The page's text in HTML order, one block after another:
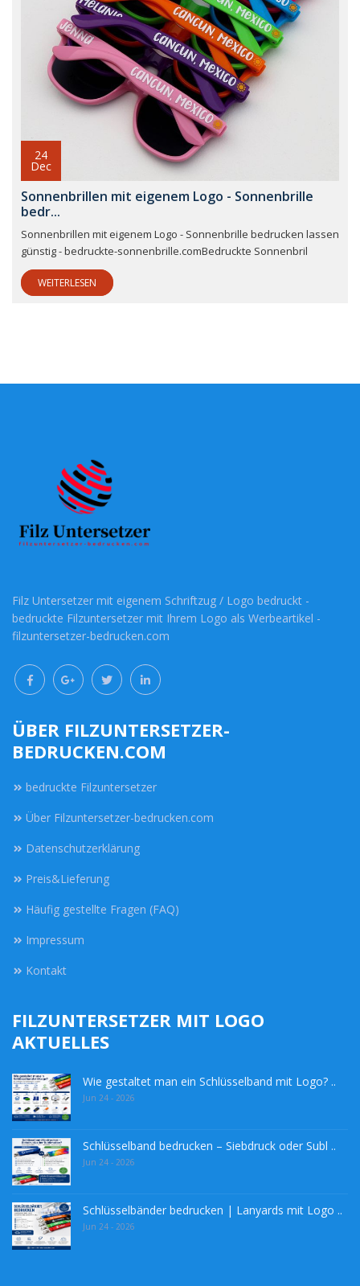
24
Dec
Sonnenbrillen mit eigenem Logo - Sonnenbrille
bedr...
Sonnenbrillen mit eigenem Logo - Sonnenbrille bedrucken lassen
günstig - bedruckte-sonnenbrille.comBedruckte Sonnenbril
WEITERLESEN
Filz Untersetzer mit eigenem Schriftzug / Logo bedruckt -
bedruckte Filzuntersetzer mit Ihrem Logo als Werbeartikel -
filzuntersetzer-bedrucken.com
ÜBER FILZUNTERSETZER-
BEDRUCKEN.COM
bedruckte Filzuntersetzer
Über Filzuntersetzer-bedrucken.com
Datenschutzerklärung
Preis&Lieferung
Häufig gestellte Fragen (FAQ)
Impressum
Kontakt
FILZUNTERSETZER MIT LOGO
AKTUELLES
Wie gestaltet man ein Schlüsselband mit Logo? ..
Jun 24 - 2026
Schlüsselband bedrucken – Siebdruck oder Subl ..
Jun 24 - 2026
Schlüsselbänder bedrucken | Lanyards mit Logo ..
Jun 24 - 2026